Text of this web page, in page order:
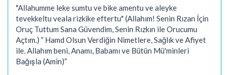
"Allahumme leke sumtu ve bike amentu ve aleyke
tevekkeltu veala rizkike eftertu" (Allahım! Senin Rızan İçin
Oruç Tuttum Sana Güvendim, Senin Rızkın ile Orucumu
Açtım.) ” Hamd Olsun Verdiğin Nimetlere, Sağlık ve Afiyet
ile. Allahım beni, Anamı, Babamı ve Bütün Mü'minleri
Bağışla (Amin)”